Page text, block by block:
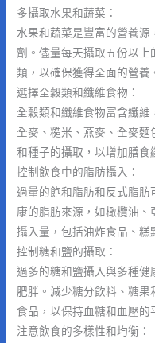
多攝取水果和蔬菜：
水果和蔬菜是豐富的營養源
劑。儘量每天攝取五份以上
類，以確保獲得全面的營養
選擇全穀類和纖維食物：
全穀類和纖維食物富含纖維
全麥、糙米、燕麥、全麥麵
和種子的攝取，以增加膳食
控制飲食中的脂肪攝入：
過量的飽和脂肪和反式脂肪
康的脂肪來源，如橄欖油
攝入量，包括油炸食品、糕
控制糖和鹽的攝取：
過多的糖和鹽攝入與多種健
肥胖。減少糖分飲料、糖
食品，以保持血糖和血壓的
注意飲食的多樣性和均衡：